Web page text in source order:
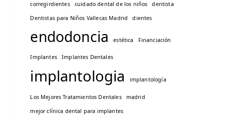
corregirdientes
cuidado dental de los niños
dentista
Dentistas para Niños Vallecas Madrid
dientes
endodoncia estética Financiación
Implantes Implantes Dentales
implantologia implantología
Los Mejores Tratamientos Dentales
madrid
mejor clínica dental para implantes